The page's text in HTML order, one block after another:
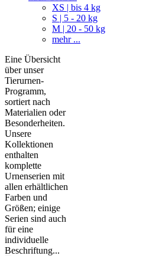
XS | bis 4 kg
S | 5 - 20 kg
M | 20 - 50 kg
mehr ...
Eine Übersicht
über unser
Tierurnen-
Programm,
sortiert nach
Materialien oder
Besonderheiten.
Unsere
Kollektionen
enthalten
komplette
Urnenserien mit
allen erhältlichen
Farben und
Größen; einige
Serien sind auch
für eine
individuelle
Beschriftung...